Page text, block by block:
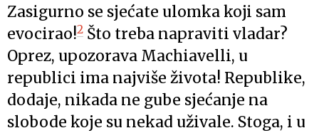
Zasigurno se sjećate ulomka koji sam
evocirao!2 Što treba napraviti vladar?
Oprez, upozorava Machiavelli, u
republici ima najviše života! Republike,
dodaje, nikada ne gube sjećanje na
slobode koje su nekad uživale. Stoga, i u